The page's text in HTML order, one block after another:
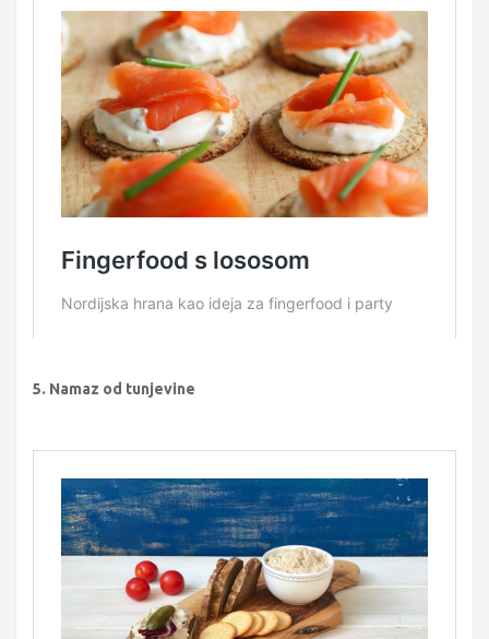
5. Namaz od tunjevine